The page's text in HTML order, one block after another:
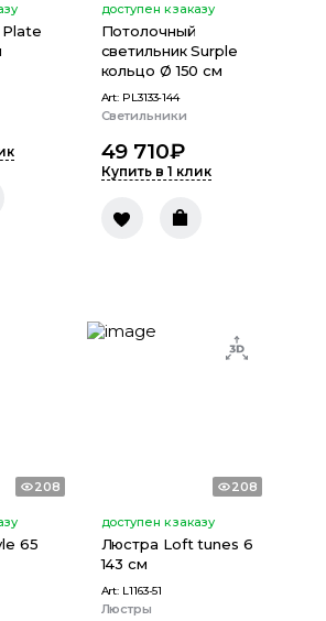
доступен к заказу
Потолочный
светильник Surple
кольцо Ø 150 см
Art: PL3133-144
Светильники
49 710₽
Купить в 1 клик
208
65
208
доступен к заказу
Люстра Loft tunes 6
143 см
Art: L1163-51
Люстры